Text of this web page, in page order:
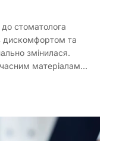
стоматолога
дискомфортом та
змінилася.
матеріалам…